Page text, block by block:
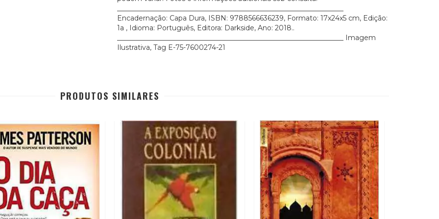
Encadernação: Capa Dura, ISBN: 9788566636239, Formato: 17x24x5 cm, Edição:
1a , Idioma: Português, Editora: Darkside, Ano: 2018..
__________________________________________________________________ Imagem
Ilustrativa, Tag E-75-7600274-21
PRODUTOS SIMILARES